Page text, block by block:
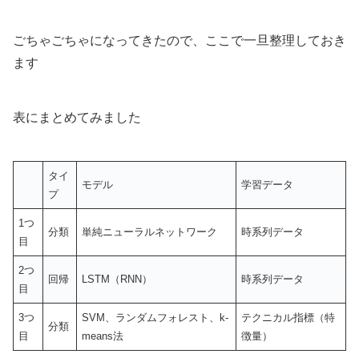
ごちゃごちゃになってきたので、ここで一旦整理しておき
ます
表にまとめてみました
タイ
プ
モデル 学習データ
1つ
目
分類 単純ニューラルネットワーク 時系列データ
2つ
目
回帰 LSTM（RNN） 時系列データ
3つ
目
分類
SVM、ランダムフォレスト、k-
means法
テクニカル指標（特
徴量）